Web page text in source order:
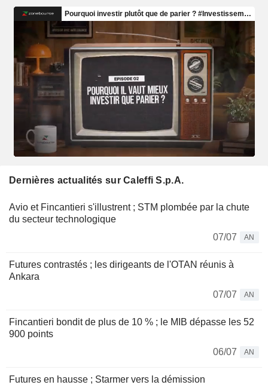
Dernières actualités sur Caleffi S.p.A.
Avio et Fincantieri s'illustrent ; STM plombée par la chute
du secteur technologique
07/07
AN
Futures contrastés ; les dirigeants de l'OTAN réunis à
Ankara
07/07
AN
Fincantieri bondit de plus de 10 % ; le MIB dépasse les 52
900 points
06/07
AN
Futures en hausse ; Starmer vers la démission